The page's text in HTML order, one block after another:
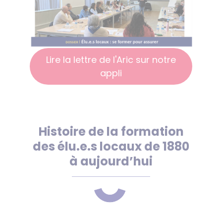
Lire la lettre de l'Aric sur notre
appli
Histoire de la formation
des élu.e.s locaux de 1880
à aujourd’hui